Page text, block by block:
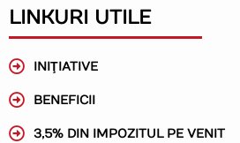
LINKURI UTILE
INIŢIATIVE
BENEFICII
3,5% DIN IMPOZITUL PE VENIT